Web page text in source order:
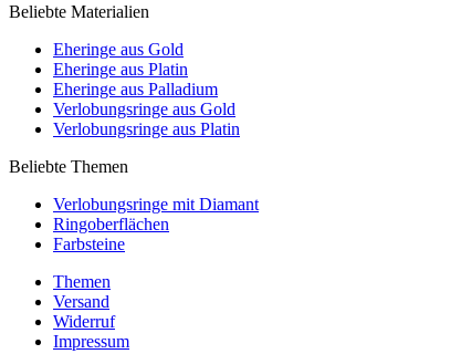
Beliebte Materialien
Eheringe aus Gold
Eheringe aus Platin
Eheringe aus Palladium
Verlobungsringe aus Gold
Verlobungsringe aus Platin
Beliebte Themen
Verlobungsringe mit Diamant
Ringoberflächen
Farbsteine
Themen
Versand
Widerruf
Impressum